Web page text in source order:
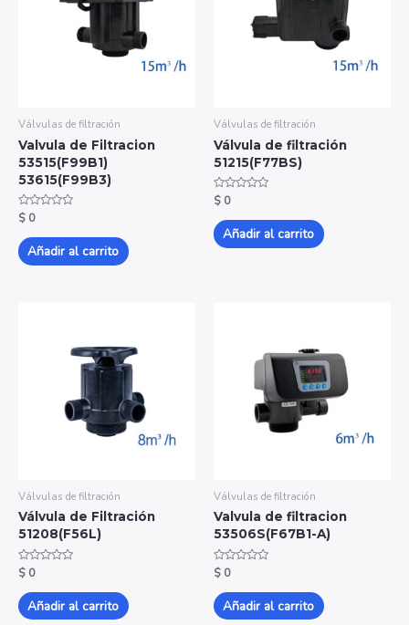
Válvulas de filtración
Valvula de Filtracion
53515(F99B1)
53615(F99B3)
Valorado
con
de
5
$ 0
Añadir al carrito
Válvulas de filtración
Válvula de filtración
51215(F77BS)
Valorado
con
de
5
$ 0
Añadir al carrito
Válvulas de filtración
Válvula de Filtración
51208(F56L)
Valorado
con
de
5
$ 0
Añadir al carrito
Válvulas de filtración
Valvula de filtracion
53506S(F67B1-A)
Valorado
con
de
5
$ 0
Añadir al carrito